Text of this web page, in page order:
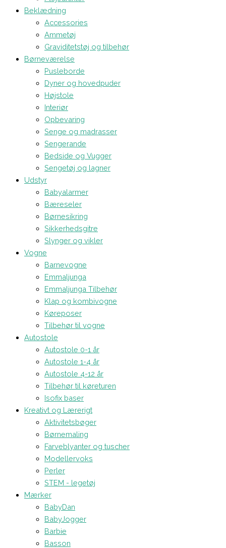
Beklædning
Accessories
Ammetøj
Graviditetstøj og tilbehør
Børneværelse
Pusleborde
Dyner og hovedpuder
Højstole
Interiør
Opbevaring
Senge og madrasser
Sengerande
Bedside og Vugger
Sengetøj og lagner
Udstyr
Babyalarmer
Bæreseler
Børnesikring
Sikkerhedsgitre
Slynger og vikler
Vogne
Barnevogne
Emmaljunga
Emmaljunga Tilbehør
Klap og kombivogne
Køreposer
Tilbehør til vogne
Autostole
Autostole 0-1 år
Autostole 1-4 år
Autostole 4-12 år
Tilbehør til køreturen
Isofix baser
Kreativt og Lærerigt
Aktivitetsbøger
Børnemaling
Farveblyanter og tuscher
Modellervoks
Perler
STEM - legetøj
Mærker
BabyDan
BabyJogger
Barbie
Basson